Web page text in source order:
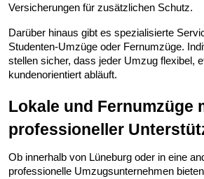
Versicherungen für zusätzlichen Schutz.
Darüber hinaus gibt es spezialisierte
Studenten-Umzüge oder Fernumzüge.
stellen sicher, dass jeder Umzug flexibel,
kundenorientiert abläuft.
Lokale und Fernumzüge
professioneller
Ob innerhalb von Lüneburg oder in eine
professionelle Umzugsunternehmen